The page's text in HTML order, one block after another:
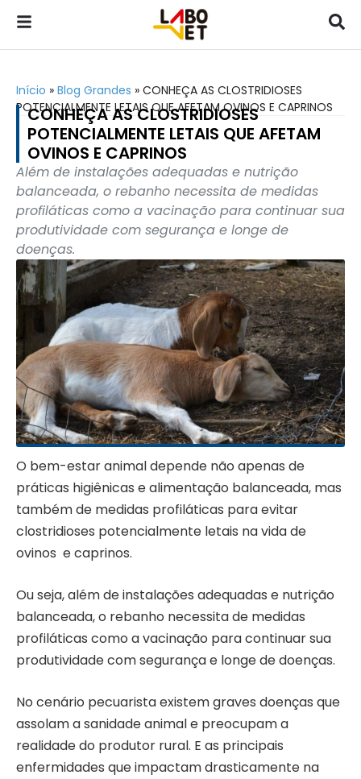
Início » Blog Grandes » CONHEÇA AS CLOSTRIDIOSES
POTENCIALMENTE LETAIS QUE AFETAM OVINOS E CAPRINOS
CONHEÇA AS CLOSTRIDIOSES
POTENCIALMENTE LETAIS QUE AFETAM
OVINOS E CAPRINOS
Além de instalações adequadas e nutrição
balanceada, o rebanho necessita de medidas
profiláticas como a vacinação para continuar sua
produtividade com segurança e longe de
doenças.
O bem-estar animal depende não apenas de
práticas higiênicas e alimentação balanceada, mas
também de medidas profiláticas para evitar
clostridioses potencialmente letais na vida de
ovinos e caprinos.
Ou seja, além de instalações adequadas e nutrição
balanceada, o rebanho necessita de medidas
profiláticas como a vacinação para continuar sua
produtividade com segurança e longe de doenças.
No cenário pecuarista existem graves doenças que
assolam a sanidade animal e preocupam a
realidade do produtor rural. E as principais
enfermidades que impactam drasticamente na